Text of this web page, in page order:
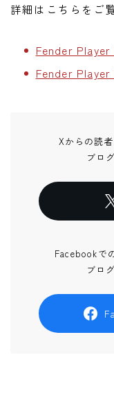
詳細はこちらをご
Fender Player
Fender
Xからの読
ブロ
Facebookで
ブロ